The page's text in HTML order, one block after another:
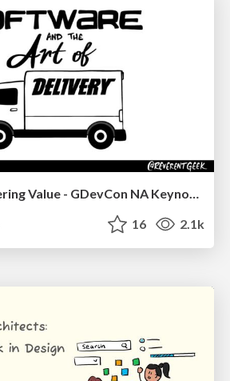
The Art of Delivering Value - GDevCon NA Keynote
16 2.1k